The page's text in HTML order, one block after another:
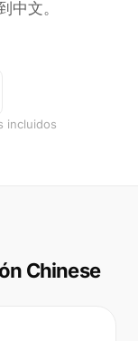
中文。
incluidos
Chinese